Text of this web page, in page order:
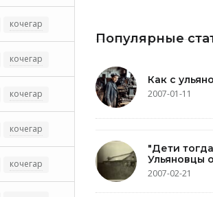
кочегар
кочегар
кочегар
кочегар
кочегар
Популярные
Как с
2007-01-11
"Дети
Ульяновцы
2007-02-21